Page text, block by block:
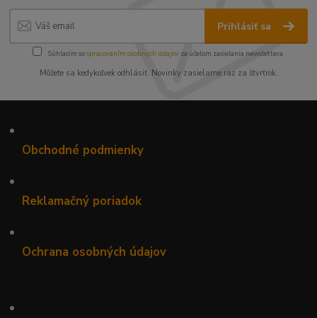
Prihlásiť sa
Súhlasím sospracovaním osobných údajov za účelom zasielania newslettera.
Môžete sa kedykoľvek odhlásiť. Novinky zasielame raz za štvrťrok.
•
Obchodné podmienky
•
Reklamačný poriadok
•
Ochrana osobných údajov
•